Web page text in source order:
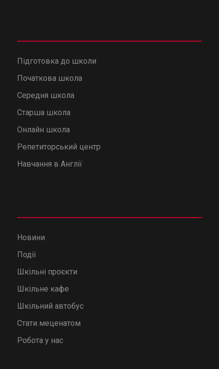
Підготовка до школи
Початкова школа
Середня школа
Старша школа
Онлайн школа
Репетиторський центр
Навчання в Англії
Новини
Події
Шкільні проєкти
Шкільне кафе
Шкільний автобус
Стати меценатом
Робота у нас